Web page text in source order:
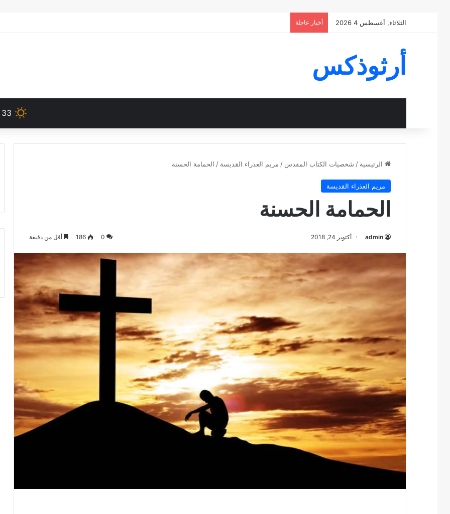
الثلاثاء, أغسطس 4 2026 أخبار عاجلة
أرثوذكس
33
الرئيسية / شخصيات الكتاب المقدس / مريم العذراء القديسة / الحمامة الحسنة
مريم العذراء القديسة
الحمامة الحسنة
admin أكتوبر 24, 2018 0
186 أقل من دقيقة